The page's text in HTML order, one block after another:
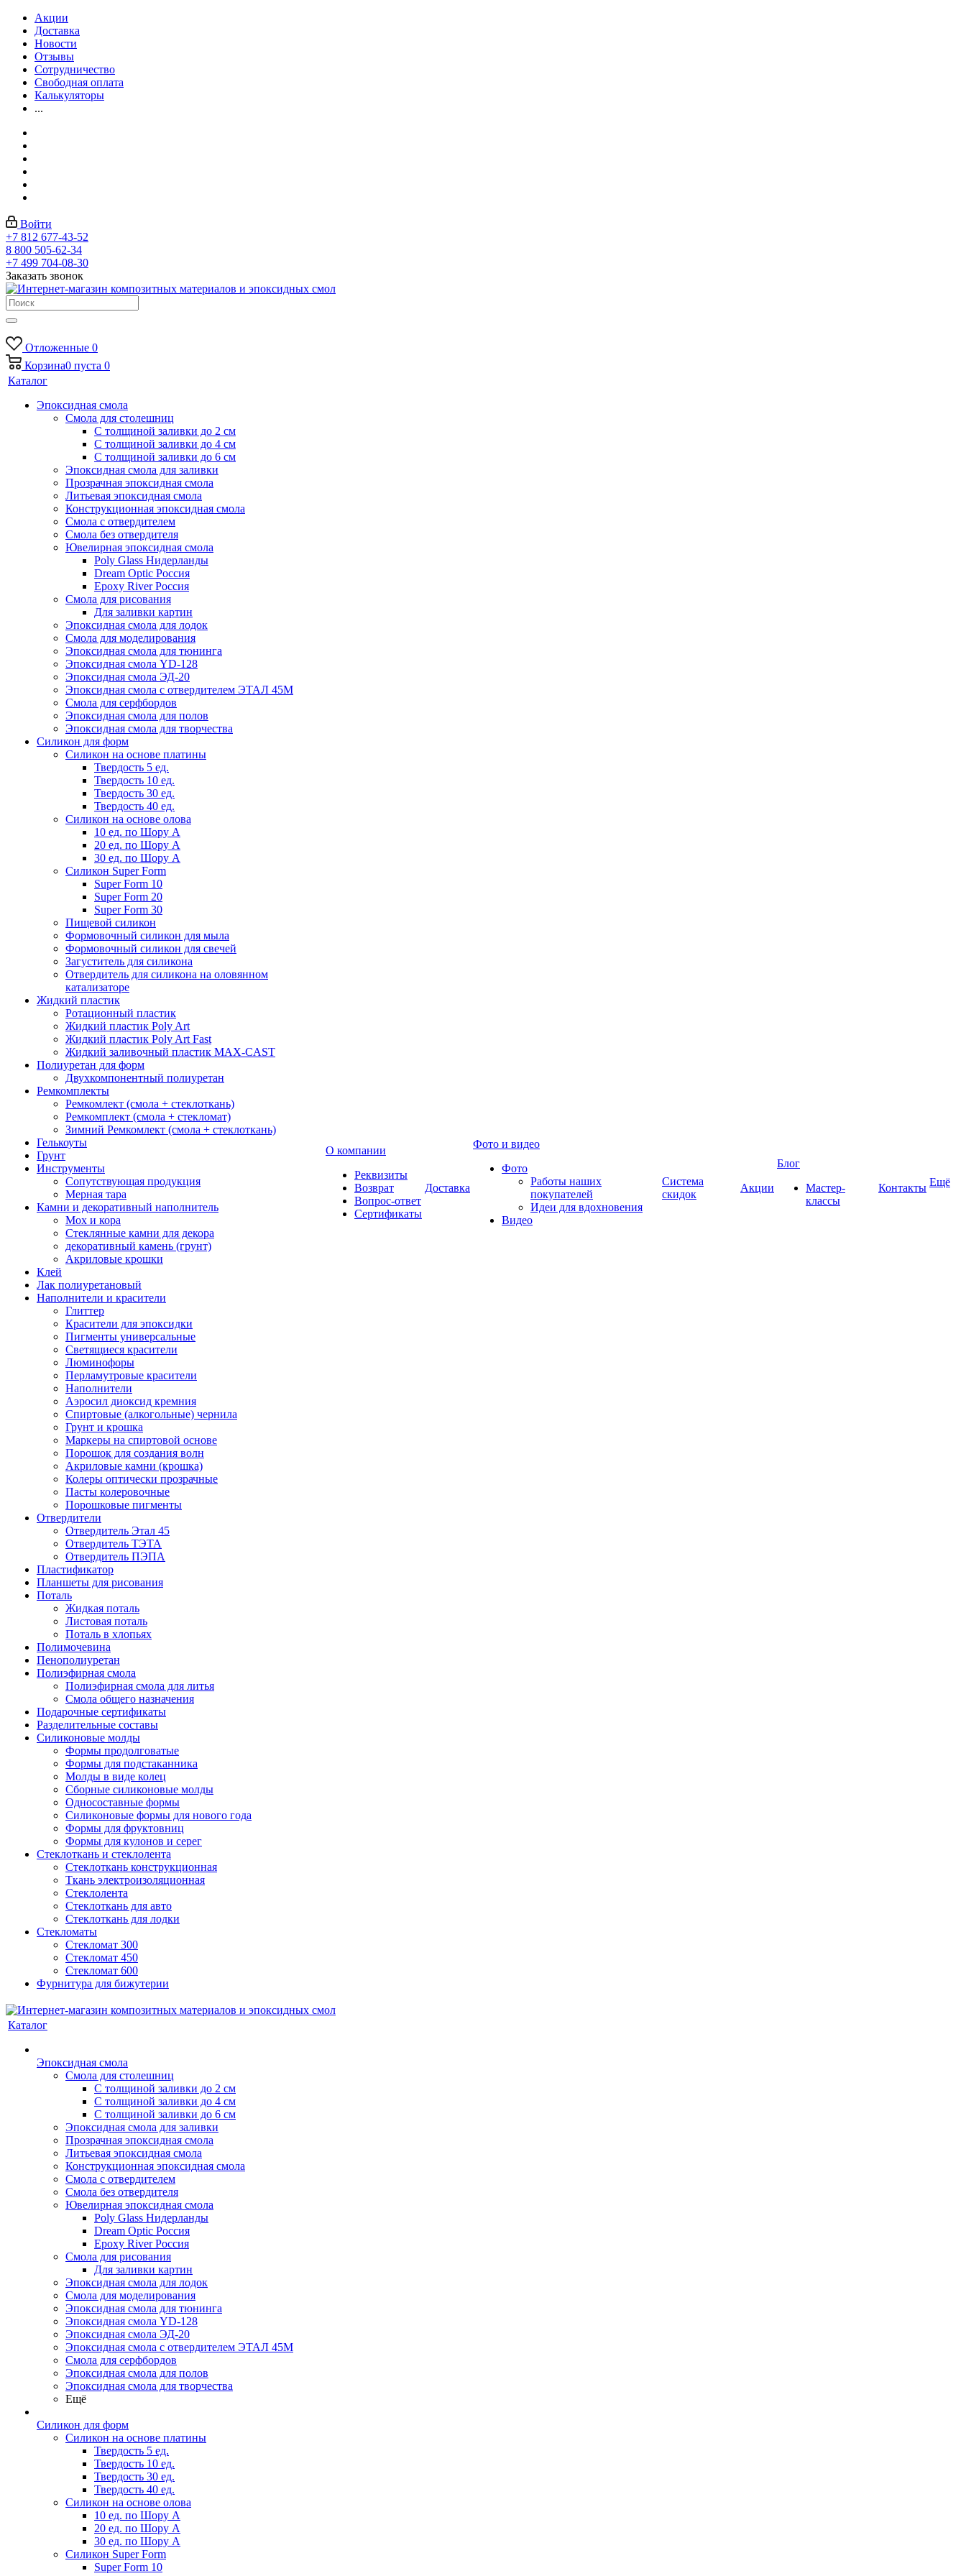
Акции
Доставка
Новости
Отзывы
Сотрудничество
Свободная оплата
Калькуляторы
...
Войти
+7 812 677-43-52
8 800 505-62-34
+7 499 704-08-30
Заказать звонок
Отложенные 0
Корзина0 пуста 0
Каталог
Эпоксидная смола
Смола для столешниц
С толщиной заливки до 2 см
С толщиной заливки до 4 см
С толщиной заливки до 6 см
Эпоксидная смола для заливки
Прозрачная эпоксидная смола
Литьевая эпоксидная смола
Конструкционная эпоксидная смола
Смола с отвердителем
Смола без отвердителя
Ювелирная эпоксидная смола
Poly Glass Нидерланды
Dream Optic Россия
Epoxy River Россия
Смола для рисования
Для заливки картин
Эпоксидная смола для лодок
Смола для моделирования
Эпоксидная смола для тюнинга
Эпоксидная смола YD-128
Эпоксидная смола ЭД-20
Эпоксидная смола с отвердителем ЭТАЛ 45М
Смола для серфбордов
Эпоксидная смола для полов
Эпоксидная смола для творчества
Силикон для форм
Силикон на основе платины
Твердость 5 ед.
Твердость 10 ед.
Твердость 30 ед.
Твердость 40 ед.
Силикон на основе олова
10 ед. по Шору А
20 ед. по Шору А
30 ед. по Шору А
Силикон Super Form
Super Form 10
Super Form 20
Super Form 30
Пищевой силикон
Формовочный силикон для мыла
Формовочный силикон для свечей
Загуститель для силикона
Отвердитель для силикона на оловянном
катализаторе
Жидкий пластик
Ротационный пластик
Жидкий пластик Poly Art
Жидкий пластик Poly Art Fast
Жидкий заливочный пластик MAX-CAST
Полиуретан для форм
Двухкомпонентный полиуретан
Ремкомплекты
Ремкомлект (смола + стеклоткань)
Ремкомплект (смола + стекломат)
Зимний Ремкомлект (смола + стеклоткань)
Гелькоуты
Грунт
Инструменты
Сопутствующая продукция
Мерная тара
Камни и декоративный наполнитель
Мох и кора
Стеклянные камни для декора
декоративный камень (грунт)
Акриловые крошки
Клей
Лак полиуретановый
Наполнители и красители
Глиттер
Красители для эпоксидки
Пигменты универсальные
Светящиеся красители
Люминофоры
Перламутровые красители
Наполнители
Аэросил диоксид кремния
Спиртовые (алкогольные) чернила
Грунт и крошка
Маркеры на спиртовой основе
Порошок для создания волн
Акриловые камни (крошка)
Колеры оптически прозрачные
Пасты колеровочные
Порошковые пигменты
Отвердители
Отвердитель Этал 45
Отвердитель ТЭТА
Отвердитель ПЭПА
Пластификатор
Планшеты для рисования
Поталь
Жидкая поталь
Листовая поталь
Поталь в хлопьях
Полимочевина
Пенополиуретан
Полиэфирная смола
Полиэфирная смола для литья
Смола общего назначения
Подарочные сертификаты
Разделительные составы
Силиконовые молды
Формы продолговатые
Формы для подстаканника
Молды в виде колец
Сборные силиконовые молды
Односоставные формы
Силиконовые формы для нового года
Формы для фруктовниц
Формы для кулонов и серег
Стеклоткань и стеклолента
Стеклоткань конструкционная
Ткань электроизоляционная
Стеклолента
Стеклоткань для авто
Стеклоткань для лодки
Стекломаты
Стекломат 300
Стекломат 450
Стекломат 600
Фурнитура для бижутерии
О компании
Реквизиты
Возврат
Вопрос-ответ
Сертификаты
Доставка
Фото и видео
Фото
Работы наших
покупателей
Идеи для вдохновения
Видео
Система
скидок
Акции
Блог
Мастер-
классы
Контакты Ещё
Каталог
Эпоксидная смола
Смола для столешниц
С толщиной заливки до 2 см
С толщиной заливки до 4 см
С толщиной заливки до 6 см
Эпоксидная смола для заливки
Прозрачная эпоксидная смола
Литьевая эпоксидная смола
Конструкционная эпоксидная смола
Смола с отвердителем
Смола без отвердителя
Ювелирная эпоксидная смола
Poly Glass Нидерланды
Dream Optic Россия
Epoxy River Россия
Смола для рисования
Для заливки картин
Эпоксидная смола для лодок
Смола для моделирования
Эпоксидная смола для тюнинга
Эпоксидная смола YD-128
Эпоксидная смола ЭД-20
Эпоксидная смола с отвердителем ЭТАЛ 45М
Смола для серфбордов
Эпоксидная смола для полов
Эпоксидная смола для творчества
Ещё
Силикон для форм
Силикон на основе платины
Твердость 5 ед.
Твердость 10 ед.
Твердость 30 ед.
Твердость 40 ед.
Силикон на основе олова
10 ед. по Шору А
20 ед. по Шору А
30 ед. по Шору А
Силикон Super Form
Super Form 10